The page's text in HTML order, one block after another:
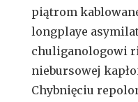
piątrom
longplaye
chuliganologowi
niebursowej
Chybnięciu